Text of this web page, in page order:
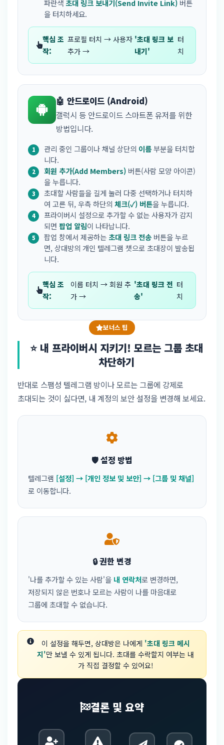
파란색 초대 링크 보내기(Send Invite Link) 버튼
을 터치하세요.
핵심 조
작:
프로필 터치 → 사용자
추가 →
'초대 링크 보
내기'
터
치
🤖 안드로이드 (Android)
갤럭시 등 안드로이드 스마트폰 유저를 위한
방법입니다.
관리 중인 그룹이나 채널 상단의 이름부분을 터치합
니다.
회원 추가(Add Members) 버튼(사람 모양 아이콘)
을 누릅니다.
초대할 사람들을 길게 눌러 다중 선택하거나 터치하
여 고른 뒤, 우측 하단의 체크(✓) 버튼을 누릅니다.
프라이버시 설정으로 추가할 수 없는 사용자가 감지
되면 팝업 알림이 나타납니다.
팝업 창에서 제공하는 초대 링크 전송 버튼을 누르
면, 상대방의 개인 텔레그램 챗으로 초대장이 발송됩
니다.
핵심 조
작:
이름 터치 → 회원 추
가 →
'초대 링크 전
송'
터
치
보너스 팁
⭐ 내 프라이버시 지키기! 모르는 그룹 초대
차단하기
반대로 스팸성 텔레그램 방이나 모르는 그룹에 강제로
초대되는 것이 싫다면, 내 계정의 보안 설정을 변경해 보세요.
🛡️ 설정 방법
텔레그램 [설정] → [개인 정보 및 보안] → [그룹 및 채널]
로 이동합니다.
🔒 권한 변경
'나를 추가할 수 있는 사람'을 내 연락처로 변경하면,
저장되지 않은 번호나 모르는 사람이 나를 마음대로
그룹에 초대할 수 없습니다.
이 설정을 해두면, 상대방은 나에게 '초대 링크 메시
지'만 보낼 수 있게 됩니다. 초대를 수락할지 여부는 내
가 직접 결정할 수 있어요!
결론 및 요약